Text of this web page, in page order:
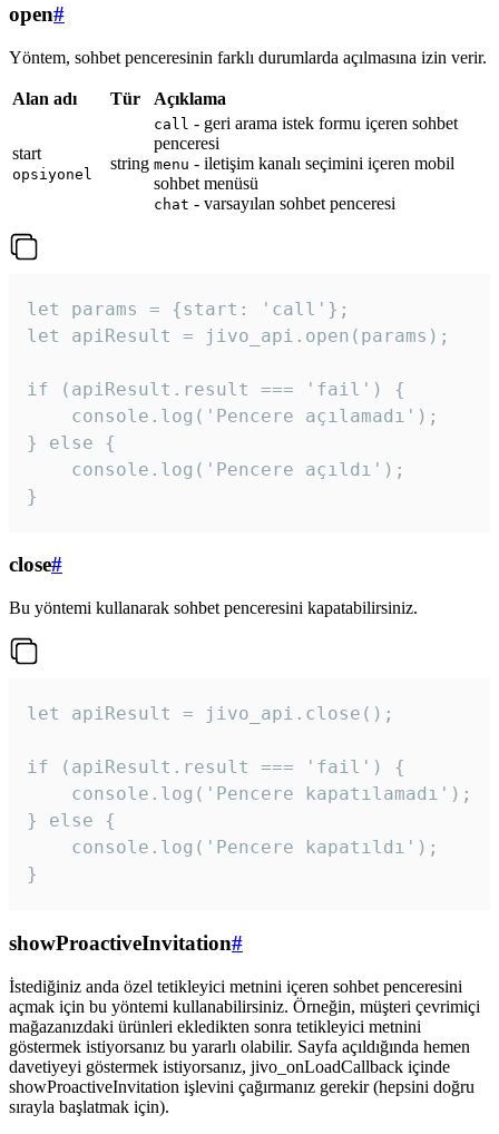
open#
Yöntem, sohbet penceresinin farklı durumlarda açılmasına izin verir.
Alan adı Tür Açıklama
start
opsiyonel
string
call - geri arama istek formu içeren sohbet
penceresi
menu - iletişim kanalı seçimini içeren mobil
sohbet menüsü
chat - varsayılan sohbet penceresi
let params = {start: 'call'};
let apiResult = jivo_api.open(params);
if (apiResult.result === 'fail') {
    console.log('Pencere açılamadı');
} else {
    console.log('Pencere açıldı');
}
close#
Bu yöntemi kullanarak sohbet penceresini kapatabilirsiniz.
let apiResult = jivo_api.close();
if (apiResult.result === 'fail') {
    console.log('Pencere kapatılamadı');
} else {
    console.log('Pencere kapatıldı');
}
showProactiveInvitation#
İstediğiniz anda özel tetikleyici metnini içeren sohbet penceresini
açmak için bu yöntemi kullanabilirsiniz. Örneğin, müşteri çevrimiçi
mağazanızdaki ürünleri ekledikten sonra tetikleyici metnini
göstermek istiyorsanız bu yararlı olabilir. Sayfa açıldığında hemen
davetiyeyi göstermek istiyorsanız, jivo_onLoadCallback içinde
showProactiveInvitation işlevini çağırmanız gerekir (hepsini doğru
sırayla başlatmak için).